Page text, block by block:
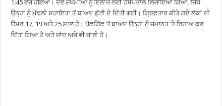
1:45 ਵਜੇ ਹੋਇਆ। ਦੋਵੇਂ ਜ਼ਖਮੀਆਂ ਨੂੰ ਇਲਾਜ ਲਈ ਹਸਪਤਾਲ ਲਿਜਾਇਆ ਗਿਆ, ਜਿੱਥੇ
ਉਨ੍ਹਾਂ ਨੂੰ ਮੁੱਢਲੀ ਸਹਾਇਤਾ ਤੋਂ ਬਾਅਦ ਛੁੱਟੀ ਦੇ ਦਿੱਤੀ ਗਈ। ਗ੍ਰਿਫ਼ਤਾਰ ਕੀਤੇ ਗਏ ਲੋਕਾਂ ਦੀ
ਉਮਰ 17, 19 ਅਤੇ 25 ਸਾਲ ਹੈ। ਪੁੱਛਗਿੱਛ ਤੋਂ ਬਾਅਦ ਉਨ੍ਹਾਂ ਨੂੰ ਜ਼ਮਾਨਤ ‘ਤੇ ਰਿਹਾਅ ਕਰ
ਦਿੱਤਾ ਗਿਆ ਹੈ ਅਤੇ ਜਾਂਚ ਅਜੇ ਵੀ ਜਾਰੀ ਹੈ।